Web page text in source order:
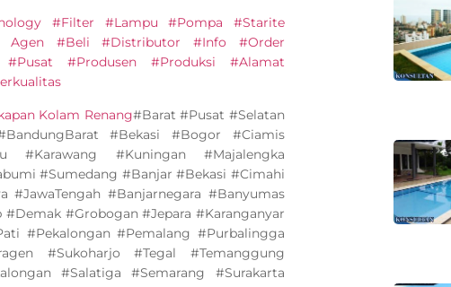
#Filter #Lampu #Pompa #Starite
Agen #Beli #Distributor #Info #Order
#Produsen #Produksi #Alamat
Kolam Renang#Barat #Pusat #Selatan
#Bekasi #Bogor #Ciamis
#Karawang #Kuningan #Majalengka
#Sumedang #Banjar #Bekasi #Cimahi
#JawaTengah #Banjarnegara #Banyumas
#Grobogan #Jepara #Karanganyar
#Pekalongan #Pemalang #Purbalingga
#Sukoharjo #Tegal #Temanggung
#Salatiga #Semarang #Surakarta